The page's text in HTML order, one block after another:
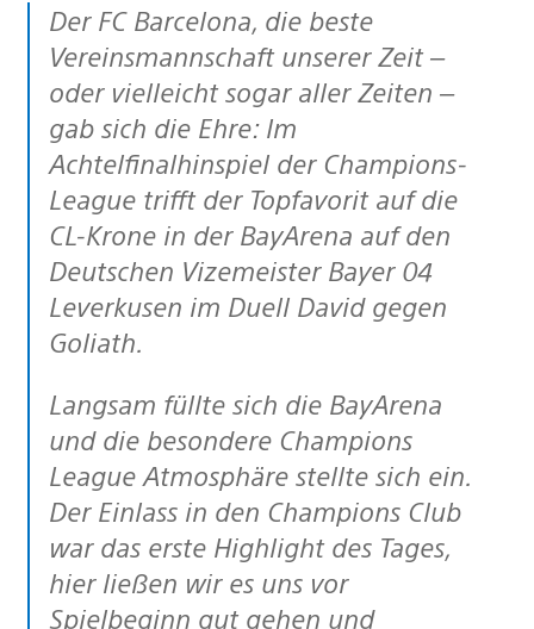
Der FC Barcelona, die beste
Vereinsmannschaft unserer Zeit –
oder vielleicht sogar aller Zeiten –
gab sich die Ehre: Im
Achtelfinalhinspiel der Champions-
League trifft der Topfavorit auf die
CL-Krone in der BayArena auf den
Deutschen Vizemeister Bayer 04
Leverkusen im Duell David gegen
Goliath.
Langsam füllte sich die BayArena
und die besondere Champions
League Atmosphäre stellte sich ein.
Der Einlass in den Champions Club
war das erste Highlight des Tages,
hier ließen wir es uns vor
Spielbeginn gut gehen und